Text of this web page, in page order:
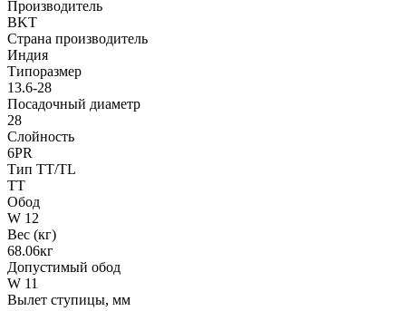
Производитель
BKT
Страна производитель
Индия
Типоразмер
13.6-28
Посадочный диаметр
28
Слойность
6PR
Тип TT/TL
TT
Обод
W 12
Вес (кг)
68.06кг
Допустимый обод
W 11
Вылет ступицы, мм